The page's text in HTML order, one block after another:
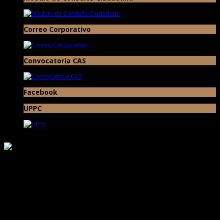
Correo Corporativo
Convocatoria CAS
Facebook
UPPC